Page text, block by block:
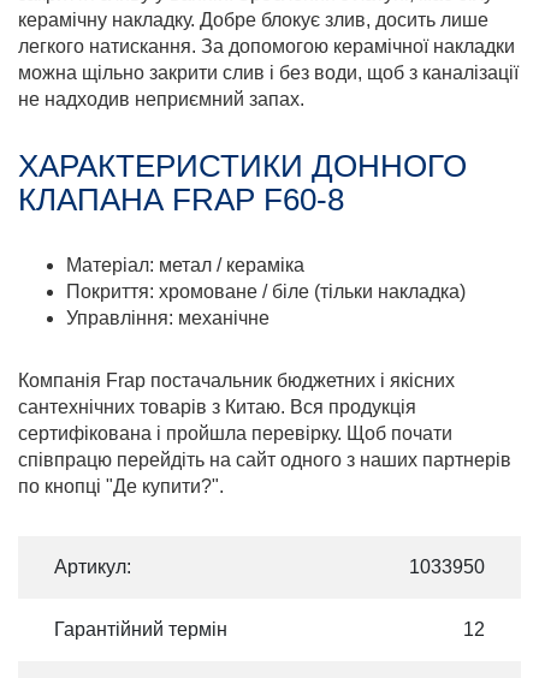
керамічну накладку. Добре блокує злив, досить лише
легкого натискання. За допомогою керамічної накладки
можна щільно закрити слив і без води, щоб з каналізації
не надходив неприємний запах.
ХАРАКТЕРИСТИКИ ДОННОГО
КЛАПАНА FRAP F60-8
Матеріал: метал / кераміка
Покриття: хромоване / біле (тільки накладка)
Управління: механічне
Компанія Frap постачальник бюджетних і якісних
сантехнічних товарів з Китаю. Вся продукція
сертифікована і пройшла перевірку. Щоб почати
співпрацю перейдіть на сайт одного з наших партнерів
по кнопці "Де купити?".
Артикул: 1033950
Гарантійний термін 12